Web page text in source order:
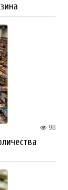
98